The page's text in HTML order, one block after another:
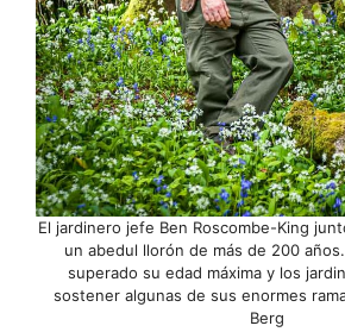
El jardinero jefe Ben Roscombe-King
un abedul llorón de más de 200
superado su edad máxima y los
sostener algunas de sus enormes
Berg